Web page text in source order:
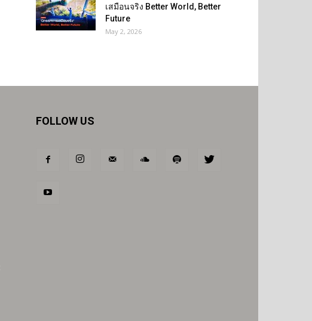
เสมือนจริง Better World, Better
Future
May 2, 2026
FOLLOW US